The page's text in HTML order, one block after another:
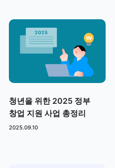
청년을 위한 2025 정부
창업 지원 사업 총정리
2025.09.10